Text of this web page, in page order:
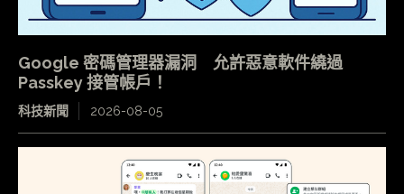
Google 密碼管理器漏洞 允許惡意軟件繞過
Passkey 接管帳戶！
科技新聞 2026-08-05